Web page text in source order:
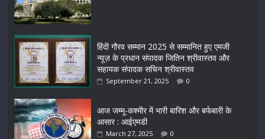
हिंदी गौरव सम्मान 2025 से सम्मानित हुए एमजी
न्यूज़ के प्रधान संपादक जितिन श्रीवास्तव और
सहायक संपादक सचिन श्रीवास्तव
September 21, 2025 0
आज जम्मू-कश्मीर में भारी बारिश और बर्फबारी के
आसार : आईएमडी
March 27, 2025 0